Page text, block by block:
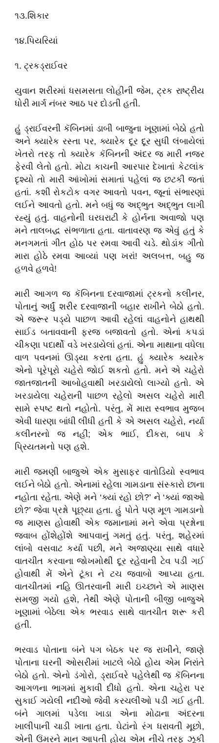
૧૩.શિકાર
૧૪.પિયરિયાં
૧. ટ્રકડ્રાઈવર
યુવાન શરીરમાં ધસમસતા લોહીની જેમ, ટ્રક રાષ્ટ્‌રીય
ધોરી માર્ગ નંબર આઠ પર દોડતી હતી.
હું ડ્રાઈવરની કૅબિનમાં ડાબી બાજુના ખૂણામાં બેઠો હતો
અને ક્યારેક રસ્તા પર, ક્યારેક દૂર દૂર સુધી લંબાયેલાં
ખેતરો તરફ તો ક્યારેક કૅબિનની અંદર જ મારી નજર
ફેરવી લેતો હતો. મોટા કાચની આરપાર દેખાતાં કેટલાંક
દૃશ્યો તો મારી આંખોમાં સમાતાં પહેલાં જ છટકી જતાં
હતાં. કશી રોકટોક વગર આવતો પવન, જૂનાં સંભારણાં
લઈને આવતો હતો. મને બધું જ અદ્ભુત અદ્ભુત લાગી
રહ્યું હતું. વાહનોની ઘરઘરાટી કે હોર્નના અવાજો પણ
મને તાલબદ્ધ સંભળાતા હતા. વાતાવરણ જ એવું હતું કે
મનગમતાં ગીત હોઠ પર રમવા આવી ચડે. થોડાંક ગીતો
મારા હોઠે રમવા આવ્યાં પણ ખરાં! અલબત્ત, બહુ જ
હળવે હળવે!
મારી આગળ જ કૅબિનના દરવાજામાં ટ્રકનો કલીનર,
પોતાનું અર્ધું શરીર દરવાજાની બહાર રાખીને બેઠો હતો.
એ જરૂર પડ્યે પાછળ આવી રહેલાં વાહનોને હાથથી
સાઈડ બતાવવાની ફરજ બજાવતો હતો. એનાં કપડાં
ચીકણા પદાર્થો વડે ખરડાયેલાં હતાં. એના માથાના વધેલા
વાળ પવનમાં ઊડ્યા કરતા હતા. હું ક્યારેક ક્યારેક
એનો પૂરેપૂરો ચહેરો જોઈ શકતો હતો. મને એ ચહેરો
જાતજાતની આબોહવાથી ખરડાયેલો લાગ્યો હતો. એ
ખરડાયેલા ચહેરાની પાછળ રહેલો અસલ ચહેરો મારી
સામે સ્પષ્ટ થતો નહોતો. પરંતુ, મેં મારા સ્વભાવ મુજબ
એવી ધારણા બાંધી લીધી હતી કે એ અસલ ચહેરો, નર્યા
કલીનરનો જ નહીં; એક ભાઈ, દીકરા, બાપ કે
પ્રિયતમનો પણ હશે.
મારી જમણી બાજુએ એક મુસાફર વાતોડિયો સ્વભાવ
લઈને બેઠો હતો. એનામાં રહેલા ગામડાના સંસ્કારો છાના
નહોતા રહેતા. એણે મને ‘ક્યાં રહો છો?’ ને ‘ક્યાં જાઓ
છો?’ જેવા પ્રશ્નો પૂછ્યા હતા. હું પોતે પણ મૂળ ગામડાનો
જ માણસ હોવાથી એક જમાનામાં મને એવા પ્રશ્નોના
જવાબ હોંશેહોંશે આપવાનું ગમતું હતું. પરંતુ, શહેરમાં
લાંબો વસવાટ કર્યા પછી, મને અજાણ્યા સાથે વધારે
વાતચીત કરવાના જોખમોથી દૂર રહેવાની ટેવ પડી ગઈ
હોવાથી મેં એને ટૂંકા ને ટચ જવાબો આપ્યા હતા.
વાતચીતમાં નહિ ઊતરવાની મારી ઇચ્છાને એ માણસ
સમજી ગયો હશે, તેથી એણે પોતાની બીજી બાજુએ
ખૂણામાં બેઠેલા એક ભરવાડ સાથે વાતચીત શરૂ કરી
હતી.
ભરવાડ પોતાના બંને પગ બેઠક પર જ રાખીને, જાણે
પોતાના ઘરની ઓસરીમાં ખાટલે બેઠો હોય એમ નિરાંતે
બેઠો હતો. એનો ડંગોરો, ડ્રાઈવરે પહેલેથી જ કૅબિનના
આગળના ભાગમાં મુકાવી દીધો હતો. એના ચહેરા પર
સુકાઈ ગયેલી નદીઓ જેવી કરચલીઓ પડી ગઈ હતી.
બંને ગાલમાં પડેલા ખાડા એના મોઢાના અંદરના
ખાલીપાની ચાડી ખાતા હતા. ઘેટાંનો રંગ ધરાવતી મૂછો,
એની ઉંમરને માન આપતી હોય એમ નીચે તરફ ઝૂકી